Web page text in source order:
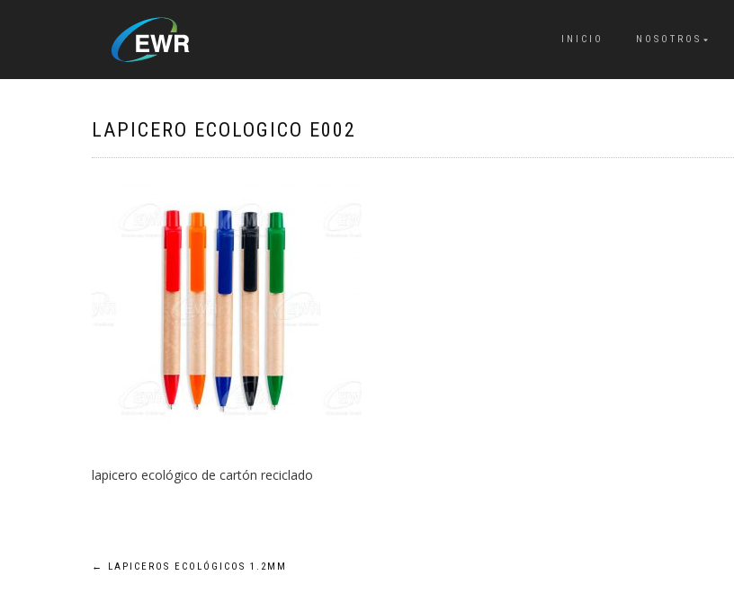
INICIO NOSOTROS
LAPICERO ECOLOGICO E002
lapicero ecológico de cartón reciclado
Navegación
← LAPICEROS ECOLÓGICOS 1.2MM